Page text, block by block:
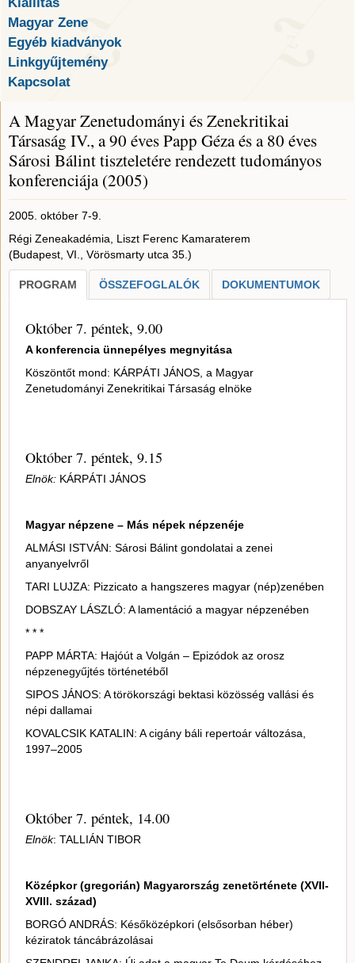
Magyar Zene
Egyéb kiadványok
Linkgyűjtemény
Kapcsolat
A Magyar Zenetudományi és Zenekritikai
Társaság IV., a 90 éves Papp Géza és a 80 éves
Sárosi Bálint tiszteletére rendezett tudományos
konferenciája (2005)
2005. október 7-9.
Régi Zeneakadémia, Liszt Ferenc Kamaraterem
(Budapest, VI., Vörösmarty utca 35.)
PROGRAM ÖSSZEFOGLALÓK DOKUMENTUMOK
Október 7. péntek, 9.00
A konferencia ünnepélyes megnyitása
Köszöntőt mond: KÁRPÁTI JÁNOS, a Magyar
Zenetudományi Zenekritikai Társaság elnöke
Október 7. péntek, 9.15
Elnök: KÁRPÁTI JÁNOS
Magyar népzene – Más népek népzenéje
ALMÁSI ISTVÁN: Sárosi Bálint gondolatai a zenei
anyanyelvről
TARI LUJZA: Pizzicato a hangszeres magyar (nép)zenében
DOBSZAY LÁSZLÓ: A lamentáció a magyar népzenében
* * *
PAPP MÁRTA: Hajóút a Volgán – Epizódok az orosz
népzenegyűjtés történetéből
SIPOS JÁNOS: A törökországi bektasi közösség vallási és
népi dallamai
KOVALCSIK KATALIN: A cigány báli repertoár változása,
1997–2005
Október 7. péntek, 14.00
Elnök: TALLIÁN TIBOR
Középkor (gregorián) Magyarország zenetörténete (XVII-
XVIII. század)
BORGÓ ANDRÁS: Későközépkori (elsősorban héber)
kéziratok táncábrázolásai